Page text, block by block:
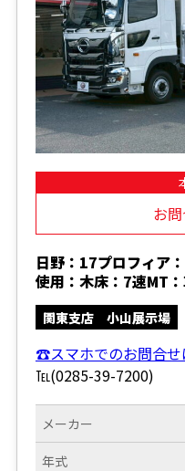
お
日野：17プロフィア
使用：木床：7速MT
関東支店 小山展示場
☎スマホでのお問合せ
℡(0285-39-7200)
メーカー
年式